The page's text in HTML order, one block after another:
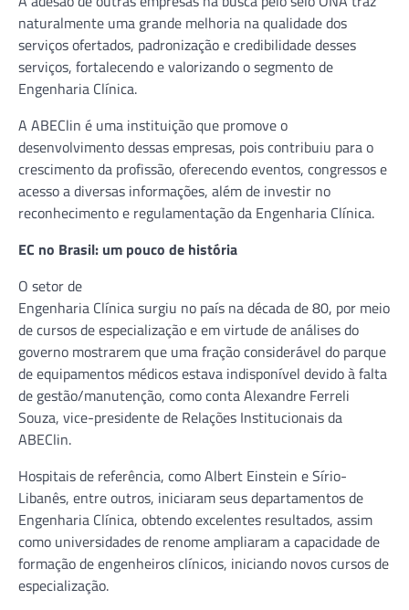
naturalmente uma grande melhoria na qualidade dos
serviços ofertados, padronização e credibilidade desses
serviços, fortalecendo e valorizando o segmento de
Engenharia Clínica.
A ABEClin é uma instituição que promove o
desenvolvimento dessas empresas, pois contribuiu para o
crescimento da profissão, oferecendo eventos, congressos e
acesso a diversas informações, além de investir no
reconhecimento e regulamentação da Engenharia Clínica.
EC no Brasil: um pouco de história
O setor de
Engenharia Clínica surgiu no país na década de 80, por meio
de cursos de especialização e em virtude de análises do
governo mostrarem que uma fração considerável do parque
de equipamentos médicos estava indisponível devido à falta
de gestão/manutenção, como conta Alexandre Ferreli
Souza, vice-presidente de Relações Institucionais da
ABEClin.
Hospitais de referência, como Albert Einstein e Sírio-
Libanês, entre outros, iniciaram seus departamentos de
Engenharia Clínica, obtendo excelentes resultados, assim
como universidades de renome ampliaram a capacidade de
formação de engenheiros clínicos, iniciando novos cursos de
especialização.